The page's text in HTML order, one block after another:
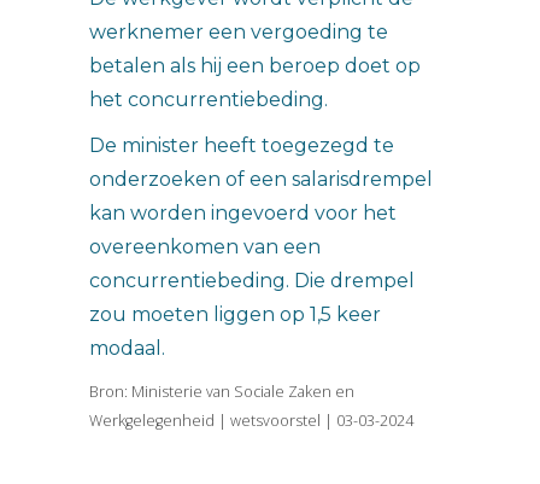
werknemer een vergoeding te
betalen als hij een beroep doet op
het concurrentiebeding.
De minister heeft toegezegd te
onderzoeken of een salarisdrempel
kan worden ingevoerd voor het
overeenkomen van een
concurrentiebeding. Die drempel
zou moeten liggen op 1,5 keer
modaal.
Bron: Ministerie van Sociale Zaken en
Werkgelegenheid | wetsvoorstel | 03-03-2024